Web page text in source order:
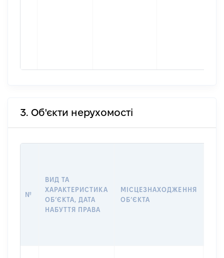
3. Об'єкти нерухомості
№
ВИД ТА
ХАРАКТЕРИСТИКА
ОБʼЄКТА, ДАТА
НАБУТТЯ ПРАВА
МІСЦЕЗНАХОДЖЕННЯ
ОБʼЄКТА